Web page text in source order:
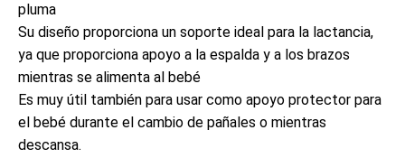
pluma
Su diseño proporciona un soporte ideal para la lactancia,
ya que proporciona apoyo a la espalda y a los brazos
mientras se alimenta al bebé
Es muy útil también para usar como apoyo protector para
el bebé durante el cambio de pañales o mientras
descansa.